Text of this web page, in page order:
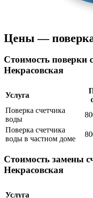
Цены — поверка
Cтоимость поверки
Некрасовская
Услуга
Поверка счетчика
воды
Поверка счетчика
воды в частном доме
Cтоимость замены
Некрасовская
Услуга